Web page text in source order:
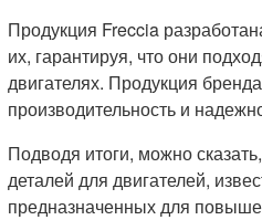
Продукция Freccia
их, гарантируя, что они
двигателях. Продукция
производительность и
Подводя итоги, можно
деталей для двигателей,
предназначенных для